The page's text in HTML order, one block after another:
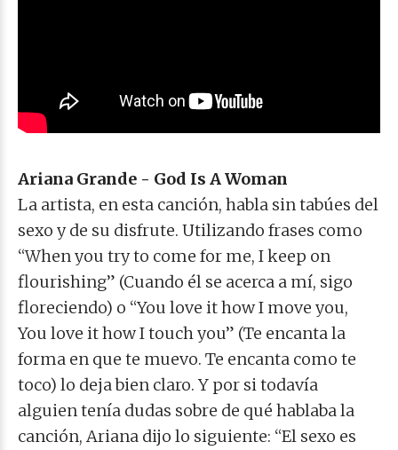
Ariana Grande - God Is A Woman
La artista, en esta canción, habla sin tabúes del
sexo y de su disfrute. Utilizando frases como
“When you try to come for me, I keep on
flourishing” (Cuando él se acerca a mí, sigo
floreciendo) o “You love it how I move you,
You love it how I touch you” (Te encanta la
forma en que te muevo. Te encanta como te
toco) lo deja bien claro. Y por si todavía
alguien tenía dudas sobre de qué hablaba la
canción, Ariana dijo lo siguiente: “El sexo es